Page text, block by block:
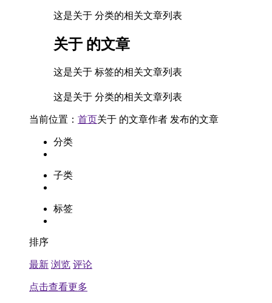
这是关于 分类的相关文章列表
关于 的文章
这是关于 标签的相关文章列表
这是关于 分类的相关文章列表
当前位置： 首页关于 的文章作者 发布的文章
分类
子类
标签
排序
最新 浏览 评论
点击查看更多